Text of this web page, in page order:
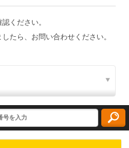
ください。
たら、お問い合わせください。